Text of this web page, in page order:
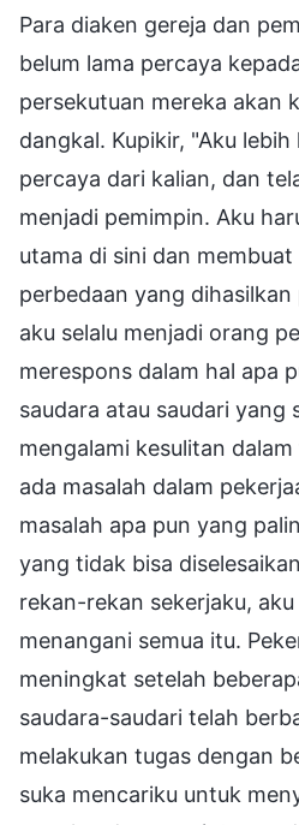
Para diaken gereja dan
belum lama percaya
persekutuan mereka akan
dangkal. Kupikir, "Aku
percaya dari kalian, dan
menjadi pemimpin. Aku
utama di sini dan
perbedaan yang dihasilkan
aku selalu menjadi orang
merespons dalam hal apa
saudara atau saudari yang
mengalami kesulitan
ada masalah dalam
masalah apa pun yang
yang tidak bisa
rekan-rekan sekerjaku,
menangani semua itu.
meningkat setelah
saudara-saudari telah
melakukan tugas dengan
suka mencariku untuk